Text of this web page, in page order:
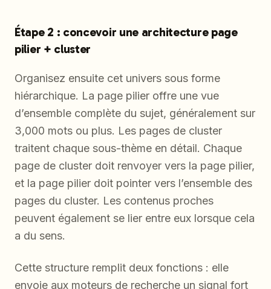
Étape 2 : concevoir une architecture page
pilier + cluster
Organisez ensuite cet univers sous forme
hiérarchique. La page pilier offre une vue
d’ensemble complète du sujet, généralement sur
3,000 mots ou plus. Les pages de cluster
traitent chaque sous-thème en détail. Chaque
page de cluster doit renvoyer vers la page pilier,
et la page pilier doit pointer vers l’ensemble des
pages du cluster. Les contenus proches
peuvent également se lier entre eux lorsque cela
a du sens.
Cette structure remplit deux fonctions : elle
envoie aux moteurs de recherche un signal fort